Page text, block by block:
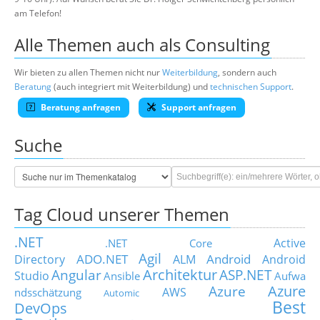
am Telefon!
Alle Themen auch als Consulting
Wir bieten zu allen Themen nicht nurWeiterbildung, sondern auch
Beratung(auch integriert mit Weiterbildung) undtechnischen Support.
Beratung anfragen
Support anfragen
Suche
Tag Cloud unserer Themen
.NET .NET Core
Active
Directory
ADO.NET Agil ALM Android
Android
StudioAngularAnsible ArchitekturASP.NETAufwa
ndsschätzung
Automic AWS Azure
Azure
DevOps
Best